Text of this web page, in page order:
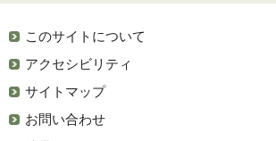
このサイトについて
アクセシビリティ
サイトマップ
お問い合わせ